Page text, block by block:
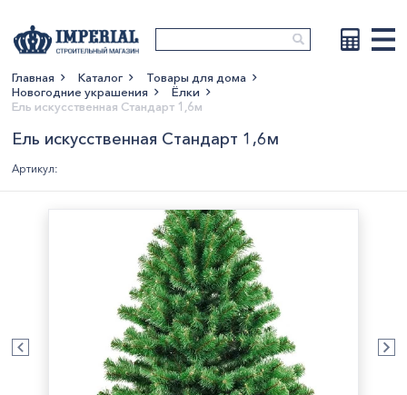
Показать больше
Главная Каталог
Товары для дома
Новогодние украшения
Ёлки
Ель искусственная Стандарт 1,6м
Ель искусственная Стандарт 1,6м
Артикул: